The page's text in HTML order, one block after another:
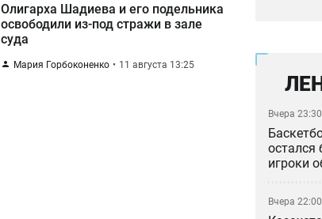
Олигарха Шадиева и его подельника
освободили из-под стражи в зале
суда
Мария Горбоконенко 11 августа 13:25
Вчера 23:30
остался
игроки
Вчера 22:00